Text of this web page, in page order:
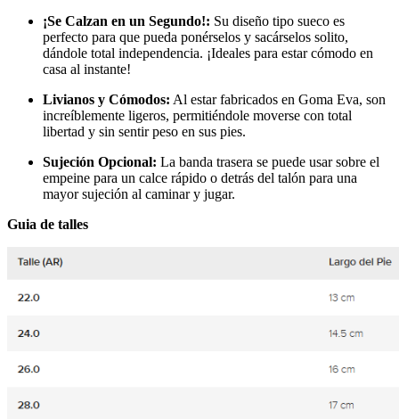
¡Se Calzan en un Segundo!: Su diseño tipo sueco es
perfecto para que pueda ponérselos y sacárselos solito,
dándole total independencia. ¡Ideales para estar cómodo en
casa al instante!
Livianos y Cómodos: Al estar fabricados en Goma Eva, son
increíblemente ligeros, permitiéndole moverse con total
libertad y sin sentir peso en sus pies.
Sujeción Opcional: La banda trasera se puede usar sobre el
empeine para un calce rápido o detrás del talón para una
mayor sujeción al caminar y jugar.
Guia de talles